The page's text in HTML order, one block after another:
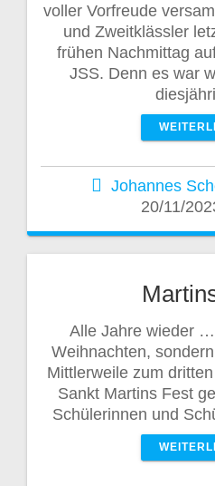
voller Vorfreude
und Zweitklässler
frühen Nachmittag
JSS. Denn es war
Johannes
20/11/
Alle Jahre wieder
Weihnachten,
Mittlerweile zum
Sankt Martins Fest
Schülerinnen und